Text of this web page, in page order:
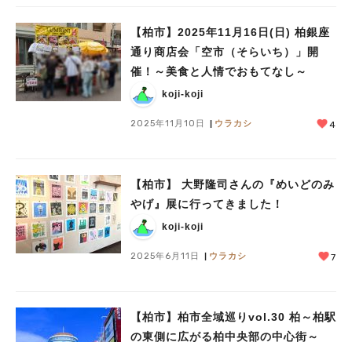
【柏市】2025年11月16日(日) 柏銀座
通り商店会「空市（そらいち）」開
催！～美食と人情でおもてなし～
koji-koji
2025年11月10日 ウラカシ 4
【柏市】 大野隆司さんの『めいどのみ
やげ』展に行ってきました！
koji-koji
2025年6月11日 ウラカシ 7
【柏市】柏市全域巡りvol.30 柏～柏駅
の東側に広がる柏中央部の中心街～